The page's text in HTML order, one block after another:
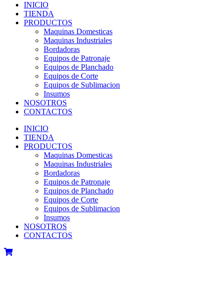
INICIO
TIENDA
PRODUCTOS
Maquinas Domesticas
Maquinas Industriales
Bordadoras
Equipos de Patronaje
Equipos de Planchado
Equipos de Corte
Equipos de Sublimacion
Insumos
NOSOTROS
CONTACTOS
INICIO
TIENDA
PRODUCTOS
Maquinas Domesticas
Maquinas Industriales
Bordadoras
Equipos de Patronaje
Equipos de Planchado
Equipos de Corte
Equipos de Sublimacion
Insumos
NOSOTROS
CONTACTOS